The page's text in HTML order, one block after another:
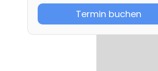
Termin buchen